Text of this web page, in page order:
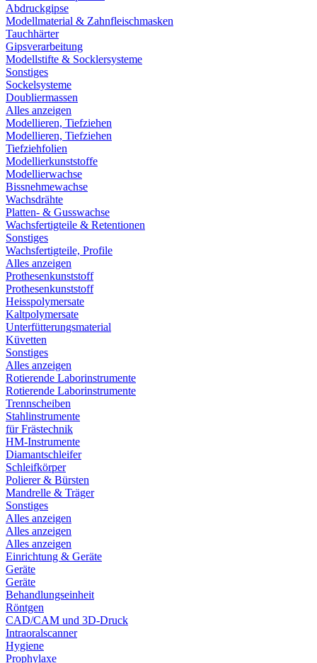
Abdruckgipse
Modellmaterial & Zahnfleischmasken
Tauchhärter
Gipsverarbeitung
Modellstifte & Socklersysteme
Sonstiges
Sockelsysteme
Doubliermassen
Alles anzeigen
Modellieren, Tiefziehen
Modellieren, Tiefziehen
Tiefziehfolien
Modellierkunststoffe
Modellierwachse
Bissnehmewachse
Wachsdrähte
Platten- & Gusswachse
Wachsfertigteile & Retentionen
Sonstiges
Wachsfertigteile, Profile
Alles anzeigen
Prothesenkunststoff
Prothesenkunststoff
Heisspolymersate
Kaltpolymersate
Unterfütterungsmaterial
Küvetten
Sonstiges
Alles anzeigen
Rotierende Laborinstrumente
Rotierende Laborinstrumente
Trennscheiben
Stahlinstrumente
für Frästechnik
HM-Instrumente
Diamantschleifer
Schleifkörper
Polierer & Bürsten
Mandrelle & Träger
Sonstiges
Alles anzeigen
Alles anzeigen
Alles anzeigen
Einrichtung & Geräte
Geräte
Geräte
Behandlungseinheit
Röntgen
CAD/CAM und 3D-Druck
Intraoralscanner
Hygiene
Prophylaxe